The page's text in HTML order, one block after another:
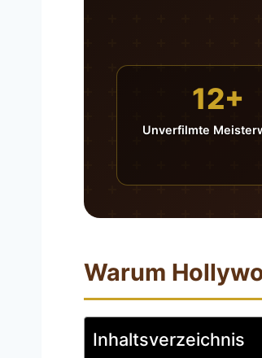
12+
Unverfilmte
Warum
Inhaltsverzeichnis